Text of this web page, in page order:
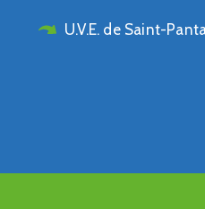
U.V.E. de Saint-